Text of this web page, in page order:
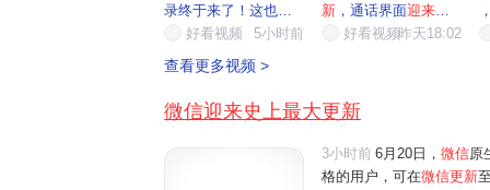
录终于来了！这也太
方便了
好看视频 5小时前
新 ，通话界面迎来
面升级
好看视频昨天18:02
查看更多视频 >
微信迎来史上最大更新
3小时前 6月20日， 微信原
格的用户，可在微信更新